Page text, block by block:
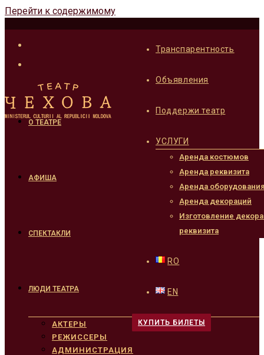
Перейти к содержимому
Транспарентность
Объявления
Поддержи театр
УСЛУГИ
Аренда костюмов
Аренда реквизита
Аренда
Аренда декораций
Изготовление
реквизита
RO
EN
КУПИТЬ БИЛЕТЫ
О ТЕАТРЕ
АФИША
СПЕКТАКЛИ
ЛЮДИ ТЕАТРА
АКТЕРЫ
РЕЖИССЕРЫ
АДМИНИСТРАЦИЯ